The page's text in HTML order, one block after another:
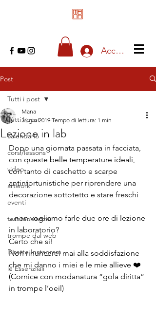
Accedi
Post
Tutti i post
calendario
corsi/lessons
video
artwork
eventi
testimonianze
trompe dal web
Dirette Instagram
le Essenziiali
Tutti i post
Lezione in lab
Mana
26 giu 2019 Tempo di lettura: 1 min
Dopo una giornata passata in facciata,
con queste belle temperature ideali,
con tanto di caschetto e scarpe
antinfortunistiche per riprendere una
decorazione sottotetto e stare freschi
...non vogliamo farle due ore di lezione
in laboratorio?
Certo che si!
Non rinuncerei mai alla soddisfazione
che mi danno i miei e le mie allieve ❤️
(Cornice con modanatura “gola diritta”
in trompe l’oeil)